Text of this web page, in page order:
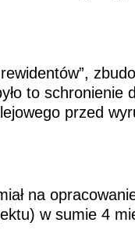
to schronienie
przed
na
w sumie 4